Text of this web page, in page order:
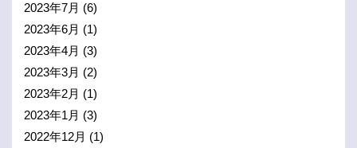
2023年7月 (6)
2023年6月 (1)
2023年4月 (3)
2023年3月 (2)
2023年2月 (1)
2023年1月 (3)
2022年12月 (1)